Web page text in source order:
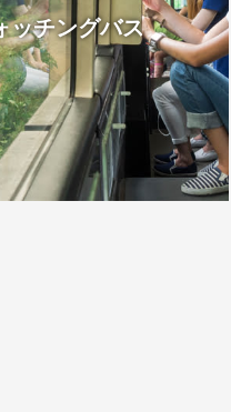
ッチングバス